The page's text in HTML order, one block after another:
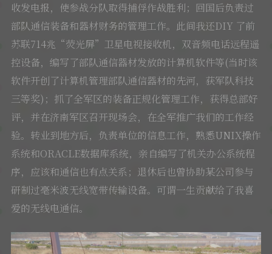
收发电报，使参战分队取得捕俘作战胜利；回国后负责过
部队通信装备和器材财务的管理工作。此间我还DIY 了前
苏联714兆“荧光屏”卫星电视接收机，双音频电话远程遥
控设备，编写了部队通信器材发放的计算机软件等(当时该
软件开创了计算机管理部队通信器材的先河，获军队科技
三等奖)；抓了全军区的装备正规化管理工作，获得总部好
评，并在济南军区召开现场会，在全军推广我们的工作经
验。转业到地方后，负责单位的信息工作，熟悉UNIX操作
系统和ORACLE数据库系统，亲自编写了机关办公系统程
序，应该和通信也有点关系；退休后也曾协助某公司参与
研制过毫米波无线宽带传输设备。可谓一生贡献给了我喜
爱的无线电通信。